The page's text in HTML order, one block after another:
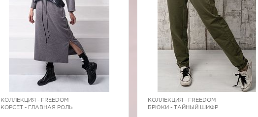
КОЛЛЕКЦИЯ - FREEDOM
КОРСЕТ - ГЛАВНАЯ РОЛЬ
КОЛЛЕКЦИЯ - FREEDOM
БРЮКИ - ТАЙНЫЙ ШИФР